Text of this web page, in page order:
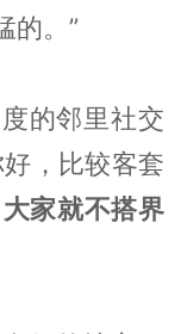
的。”
的邻里社交
，比较客套
家就不搭界